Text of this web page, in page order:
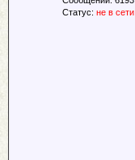
Статус: не в сети